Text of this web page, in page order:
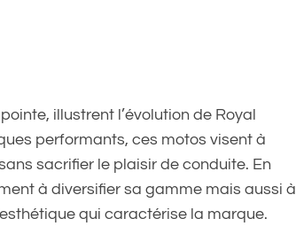
illustrent l’évolution de Royal
performants, ces motos visent à
sacrifier le plaisir de conduite. En
à diversifier sa gamme mais aussi à
qui caractérise la marque.